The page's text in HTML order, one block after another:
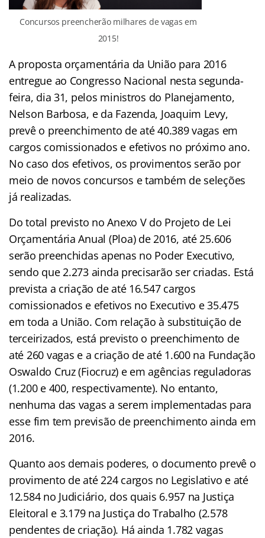
Concursos preencherão milhares de vagas em
2015!
A proposta orçamentária da União para 2016
entregue ao Congresso Nacional nesta segunda-
feira, dia 31, pelos ministros do Planejamento,
Nelson Barbosa, e da Fazenda, Joaquim Levy,
prevê o preenchimento de até 40.389 vagas em
cargos comissionados e efetivos no próximo ano.
No caso dos efetivos, os provimentos serão por
meio de novos concursos e também de seleções
já realizadas.
Do total previsto no Anexo V do Projeto de Lei
Orçamentária Anual (Ploa) de 2016, até 25.606
serão preenchidas apenas no Poder Executivo,
sendo que 2.273 ainda precisarão ser criadas. Está
prevista a criação de até 16.547 cargos
comissionados e efetivos no Executivo e 35.475
em toda a União. Com relação à substituição de
terceirizados, está previsto o preenchimento de
até 260 vagas e a criação de até 1.600 na Fundação
Oswaldo Cruz (Fiocruz) e em agências reguladoras
(1.200 e 400, respectivamente). No entanto,
nenhuma das vagas a serem implementadas para
esse fim tem previsão de preenchimento ainda em
2016.
Quanto aos demais poderes, o documento prevê o
provimento de até 224 cargos no Legislativo e até
12.584 no Judiciário, dos quais 6.957 na Justiça
Eleitoral e 3.179 na Justiça do Trabalho (2.578
pendentes de criação). Há ainda 1.782 vagas